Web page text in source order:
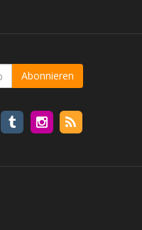
Abonnieren